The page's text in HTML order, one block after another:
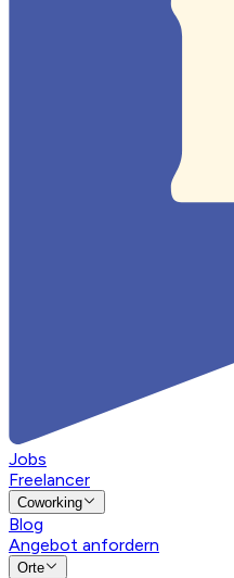
Jobs
Freelancer
Coworking
Blog
Angebot anfordern
Orte